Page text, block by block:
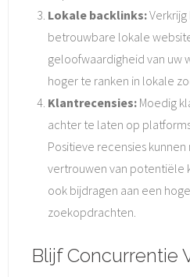
Lokale backlinks:Verkrijg
betrouwbare lokale
geloofwaardigheid van uw
hoger te ranken in lokale
Klantrecensies: Moedig
achter te laten op
Positieve recensies
vertrouwen van potentiële
ook bijdragen aan een
zoekopdrachten.
Blijf Concurrentie